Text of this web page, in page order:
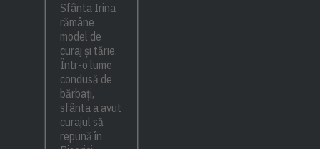
Sfânta Irina
rămâne
model de
curaj și tărie.
Într-o lume
condusă de
bărbați,
sfânta a avut
curajul să
repună în